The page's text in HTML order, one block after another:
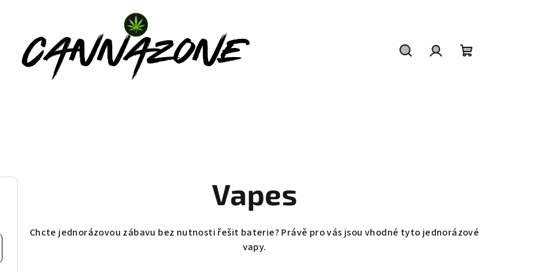
Vapes
Chcte jednorázovou zábavu bez nutnosti řešit baterie? Právě pro vás jsou vhodné tyto jednorázové
vapy.